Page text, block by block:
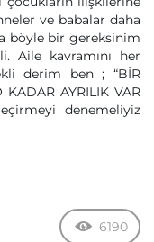
ve babalar daha
böyle bir gereksinim
Aile kavramını her
derim ben ; “BİR
KADAR AYRILIK VAR
denemeliyiz
6190